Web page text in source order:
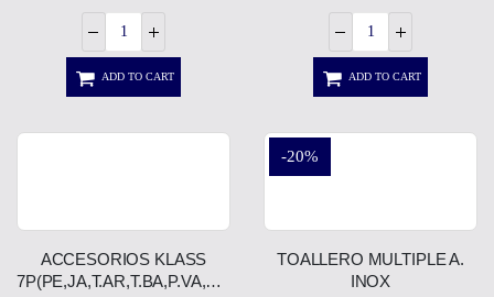
ADD TO CART ADD TO CART
ACCESORIOS KLASS
7P(PE,JA,T.AR,T.BA,P.VA,PA,REC)
-20%
TOALLERO MULTIPLE A.
INOX